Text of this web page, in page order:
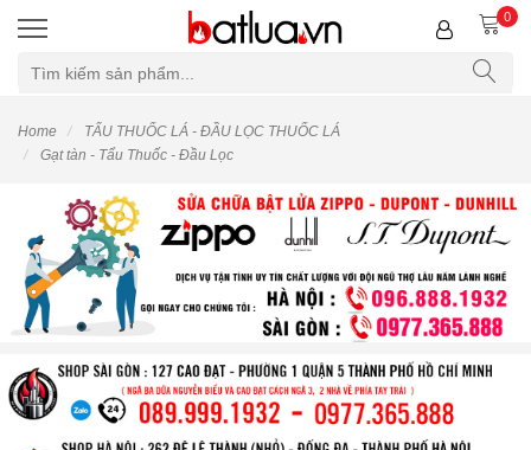
0
Home
TẨU THUỐC LÁ - ĐẦU LỌC THUỐC LÁ
Gạt tàn - Tẩu Thuốc - Đầu Lọc